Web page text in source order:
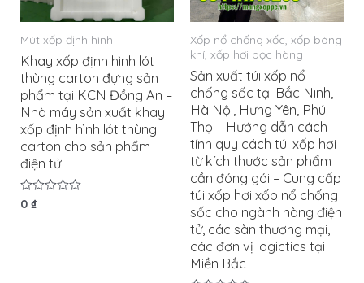
Mút xốp định hình
Khay xốp định hình lót
thùng carton đựng sản
phẩm tại KCN Đồng An –
Nhà máy sản xuất khay
xốp định hình lót thùng
carton cho sản phẩm
điện tử
Được
0₫
Xốp nổ chống xốc, xốp bóng
khí, xốp hơi bọc hàng
Sản xuất túi xốp nổ
chống sốc tại Bắc Ninh,
Hà Nội, Hưng Yên, Phú
Thọ – Hướng dẫn cách
tính quy cách túi xốp hơi
từ kích thước sản phẩm
cần đóng gói – Cung cấp
túi xốp hơi xốp nổ chống
sốc cho ngành hàng điện
tử, các sàn thương mại,
các đơn vị logictics tại
Miền Bắc